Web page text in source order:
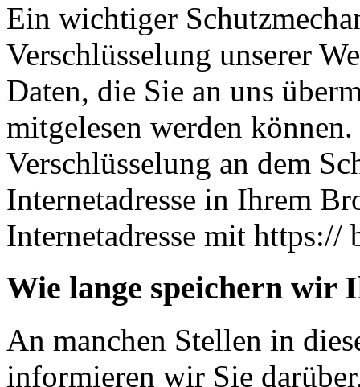
Ein wichtiger
Verschlüsselung unserer
Daten, die Sie an uns
mitgelesen werden
Verschlüsselung an dem
Internetadresse in Ihrem
Internetadresse mit
Wie lange speichern wir
An manchen Stellen in
informieren wir Sie